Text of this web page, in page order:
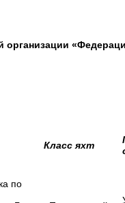
Класс яхт
по